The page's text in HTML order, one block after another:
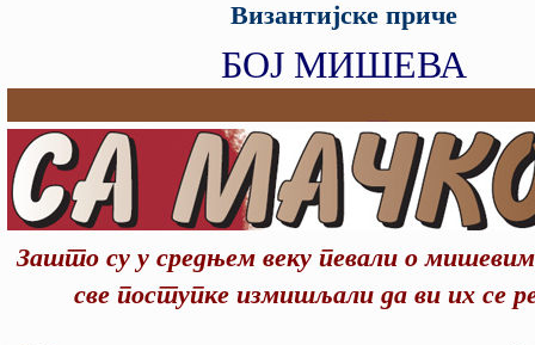
Византијске приче
БОЈ МИШЕВА
Зашто су у средњем веку певали о
све поступке измишљали да ви их се